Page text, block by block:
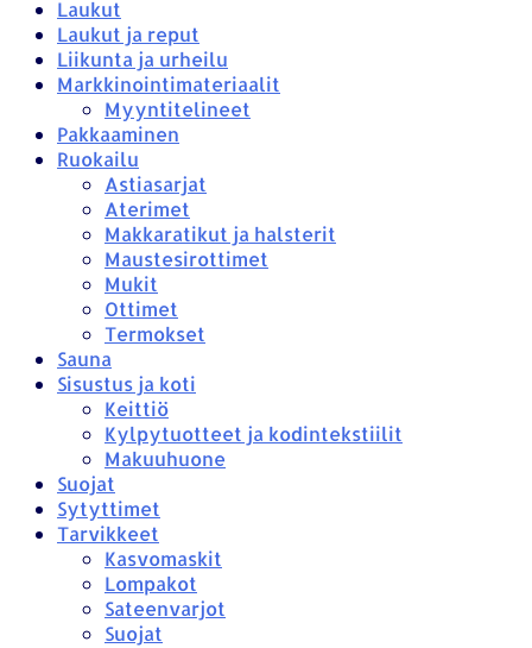
Laukut
Laukut ja reput
Liikunta ja urheilu
Markkinointimateriaalit
Myyntitelineet
Pakkaaminen
Ruokailu
Astiasarjat
Aterimet
Makkaratikut ja halsterit
Maustesirottimet
Mukit
Ottimet
Termokset
Sauna
Sisustus ja koti
Keittiö
Kylpytuotteet ja kodintekstiilit
Makuuhuone
Suojat
Sytyttimet
Tarvikkeet
Kasvomaskit
Lompakot
Sateenvarjot
Suojat